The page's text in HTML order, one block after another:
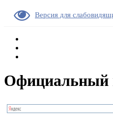
Версия для
Официальный